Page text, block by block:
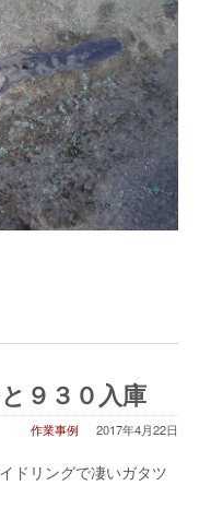
９３０入庫
2017年4月22日
作業事例
ドリングで凄いガタツ